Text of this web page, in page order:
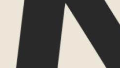
gewoon even sparren.
TESSA
Jouw